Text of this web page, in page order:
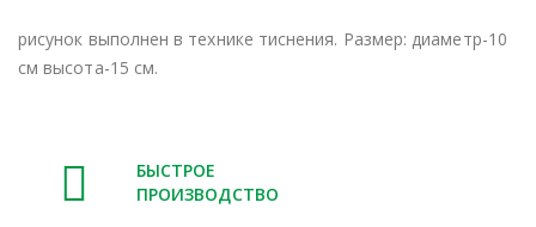
рисунок выполнен в технике тиснения. Размер: диаметр-10
см высота-15 см.
БЫСТРОЕ
ПРОИЗВОДСТВО